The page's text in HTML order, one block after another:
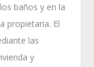
baños y en la
propietaria. El
las
y